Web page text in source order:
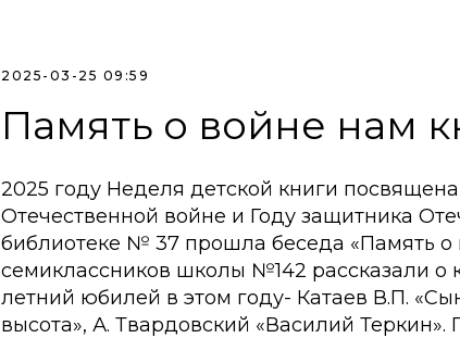
2025-03-25 09:59
Память о войне нам
2025 году Неделя детской книги
Отечественной войне и Году защитника
библиотеке № 37 прошла беседа «Память о
семиклассников школы №142 рассказали о
летний юбилей в этом году- Катаев В.П.
высота», А. Твардовский «Василий